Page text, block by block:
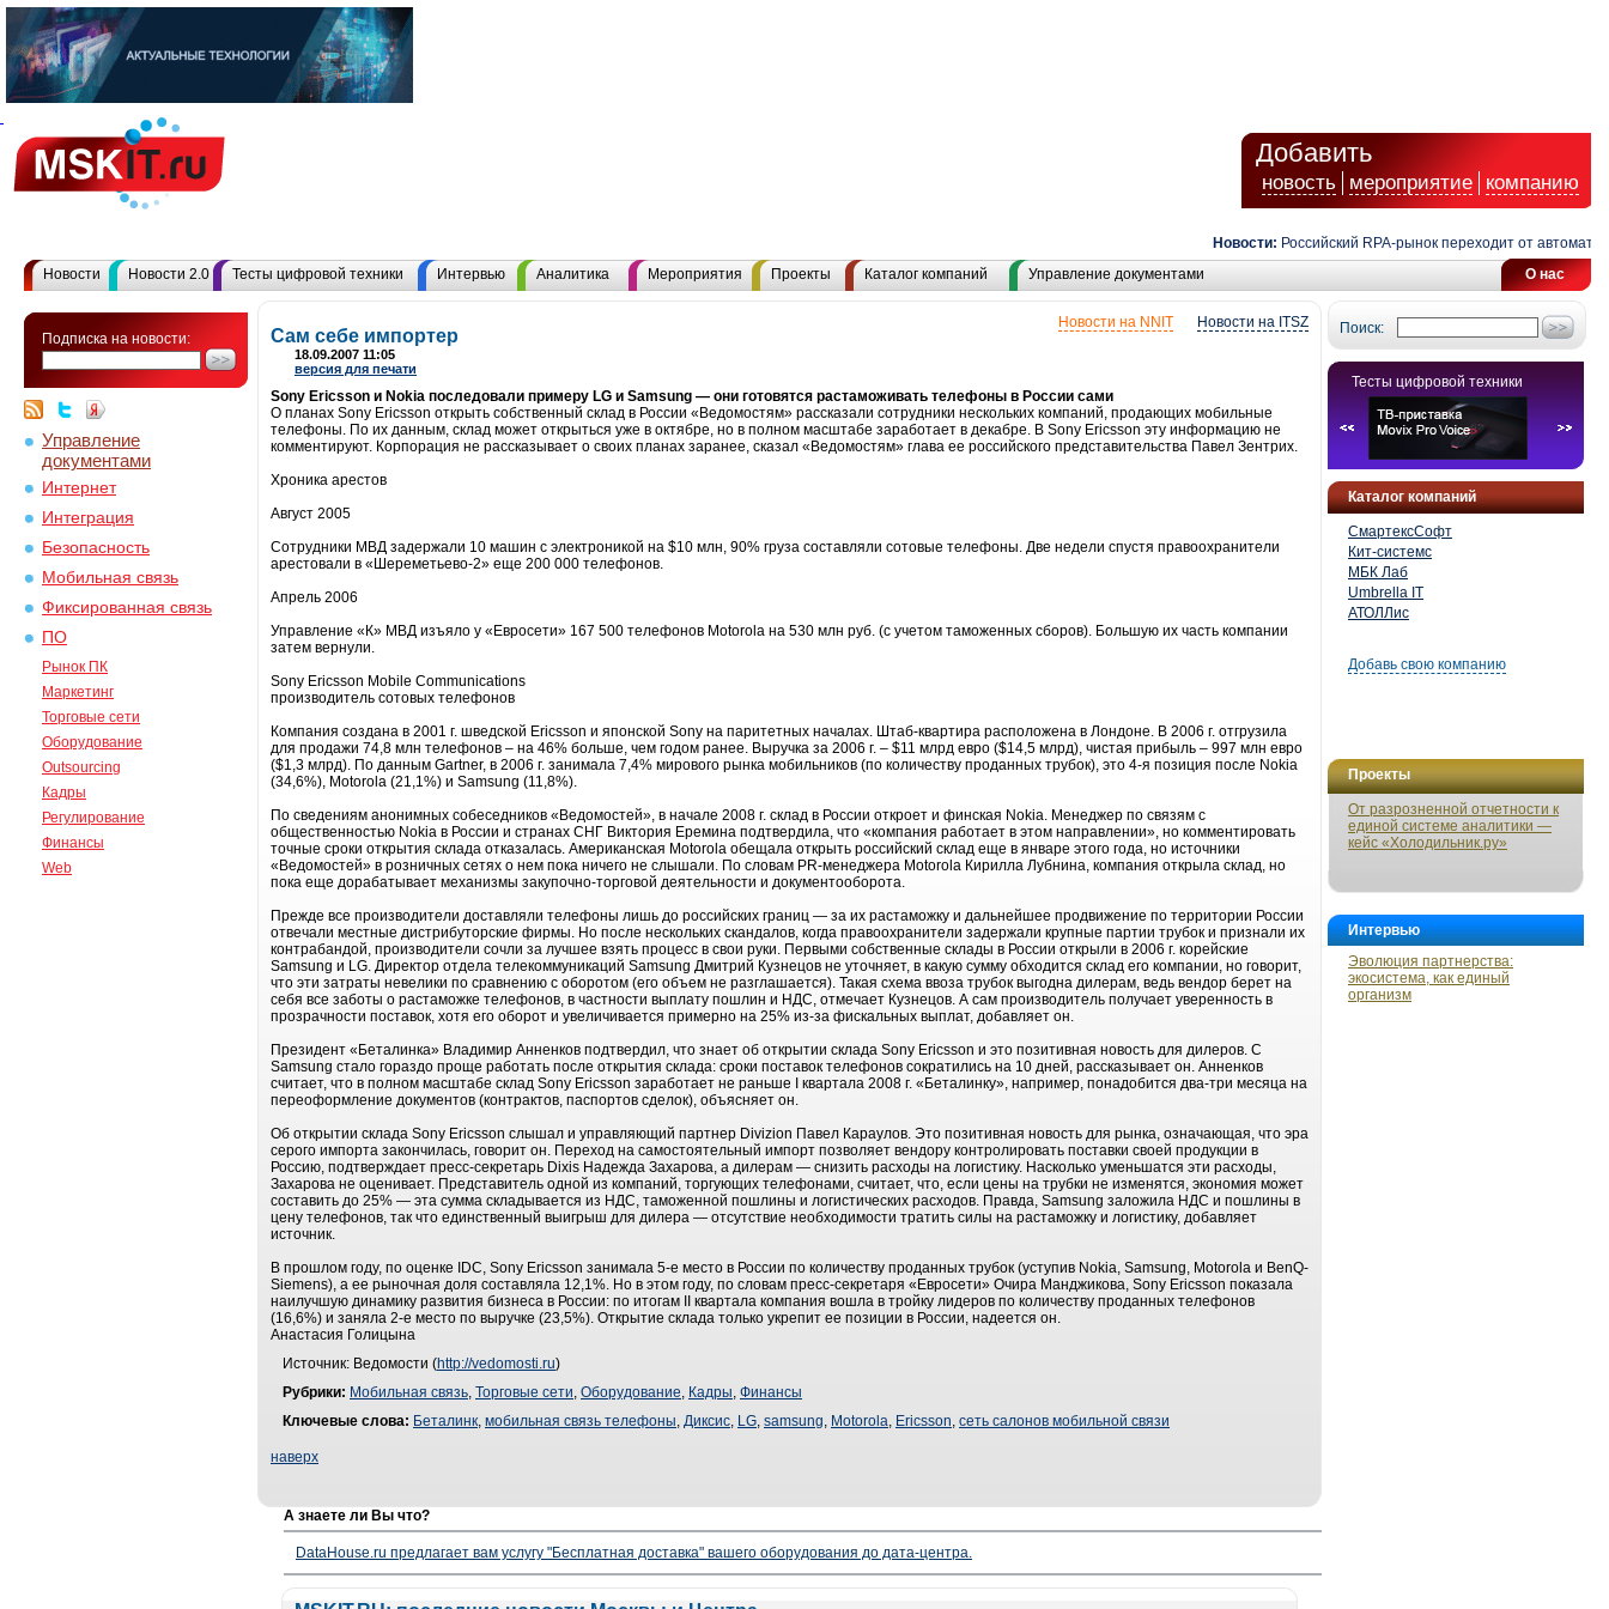
Добавить
новость мероприятие компанию
Новости: Российский RPA-рынок переходит от
О нас
Новости Новости 2.0 Тесты цифровой техники Интервью Аналитика Мероприятия Проекты Каталог компаний Управление документами
Подписка на новости:
Управление
документами
Интернет
Интеграция
Безопасность
Мобильная связь
Фиксированная связь
ПО
Рынок ПК
Маркетинг
Торговые сети
Оборудование
Outsourcing
Кадры
Регулирование
Финансы
Web
Поиск:
Тесты цифровой техники
Каталог компаний
СмартексСофт
Кит-системс
МБК Лаб
Umbrella IT
АТОЛЛис
Добавь свою компанию
Проекты
От разрозненной отчетности к
единой системе аналитики —
кейс «Холодильник.ру»
Интервью
Эволюция партнерства:
экосистема, как единый
организм
Новости на ITSZ
Новости на NNIT
Сам себе импортер
18.09.2007 11:05
версия для печати
Sony Ericsson и Nokia последовали примеру LG и Samsung — они готовятся растаможивать телефоны в России сами
О планах Sony Ericsson открыть собственный склад в России «Ведомостям» рассказали сотрудники нескольких компаний, продающих мобильные
телефоны. По их данным, склад может открыться уже в октябре, но в полном масштабе заработает в декабре. В Sony Ericsson эту информацию не
комментируют. Корпорация не рассказывает о своих планах заранее, сказал «Ведомостям» глава ее российского представительства Павел Зентрих.
Хроника арестов
Август 2005
Сотрудники МВД задержали 10 машин с электроникой на $10 млн, 90% груза составляли сотовые телефоны. Две недели спустя правоохранители
арестовали в «Шереметьево-2» еще 200 000 телефонов.
Апрель 2006
Управление «К» МВД изъяло у «Евросети» 167 500 телефонов Motorola на 530 млн руб. (с учетом таможенных сборов). Большую их часть компании
затем вернули.
Sony Ericsson Mobile Communications
производитель сотовых телефонов
Компания создана в 2001 г. шведской Ericsson и японской Sony на паритетных началах. Штаб-квартира расположена в Лондоне. В 2006 г. отгрузила
для продажи 74,8 млн телефонов – на 46% больше, чем годом ранее. Выручка за 2006 г. – $11 млрд евро ($14,5 млрд), чистая прибыль – 997 млн евро
($1,3 млрд). По данным Gartner, в 2006 г. занимала 7,4% мирового рынка мобильников (по количеству проданных трубок), это 4-я позиция после Nokia
(34,6%), Motorola (21,1%) и Samsung (11,8%).
По сведениям анонимных собеседников «Ведомостей», в начале 2008 г. склад в России откроет и финская Nokia. Менеджер по связям с
общественностью Nokia в России и странах СНГ Виктория Еремина подтвердила, что «компания работает в этом направлении», но комментировать
точные сроки открытия склада отказалась. Американская Motorola обещала открыть российский склад еще в январе этого года, но источники
«Ведомостей» в розничных сетях о нем пока ничего не слышали. По словам PR-менеджера Motorola Кирилла Лубнина, компания открыла склад, но
пока еще дорабатывает механизмы закупочно-торговой деятельности и документооборота.
Прежде все производители доставляли телефоны лишь до российских границ — за их растаможку и дальнейшее продвижение по территории России
отвечали местные дистрибуторские фирмы. Но после нескольких скандалов, когда правоохранители задержали крупные партии трубок и признали их
контрабандой, производители сочли за лучшее взять процесс в свои руки. Первыми собственные склады в России открыли в 2006 г. корейские
Samsung и LG. Директор отдела телекоммуникаций Samsung Дмитрий Кузнецов не уточняет, в какую сумму обходится склад его компании, но говорит,
что эти затраты невелики по сравнению с оборотом (его объем не разглашается). Такая схема ввоза трубок выгодна дилерам, ведь вендор берет на
себя все заботы о растаможке телефонов, в частности выплату пошлин и НДС, отмечает Кузнецов. А сам производитель получает уверенность в
прозрачности поставок, хотя его оборот и увеличивается примерно на 25% из-за фискальных выплат, добавляет он.
Президент «Беталинка» Владимир Анненков подтвердил, что знает об открытии склада Sony Ericsson и это позитивная новость для дилеров. С
Samsung стало гораздо проще работать после открытия склада: сроки поставок телефонов сократились на 10 дней, рассказывает он. Анненков
считает, что в полном масштабе склад Sony Ericsson заработает не раньше I квартала 2008 г. «Беталинку», например, понадобится два-три месяца на
переоформление документов (контрактов, паспортов сделок), объясняет он.
Об открытии склада Sony Ericsson слышал и управляющий партнер Divizion Павел Караулов. Это позитивная новость для рынка, означающая, что эра
серого импорта закончилась, говорит он. Переход на самостоятельный импорт позволяет вендору контролировать поставки своей продукции в
Россию, подтверждает пресс-секретарь Dixis Надежда Захарова, а дилерам — снизить расходы на логистику. Насколько уменьшатся эти расходы,
Захарова не оценивает. Представитель одной из компаний, торгующих телефонами, считает, что, если цены на трубки не изменятся, экономия может
составить до 25% — эта сумма складывается из НДС, таможенной пошлины и логистических расходов. Правда, Samsung заложила НДС и пошлины в
цену телефонов, так что единственный выигрыш для дилера — отсутствие необходимости тратить силы на растаможку и логистику, добавляет
источник.
В прошлом году, по оценке IDC, Sony Ericsson занимала 5-е место в России по количеству проданных трубок (уступив Nokia, Samsung, Motorola и BenQ-
Siemens), а ее рыночная доля составляла 12,1%. Но в этом году, по словам пресс-секретаря «Евросети» Очира Манджикова, Sony Ericsson показала
наилучшую динамику развития бизнеса в России: по итогам II квартала компания вошла в тройку лидеров по количеству проданных телефонов
(16,6%) и заняла 2-е место по выручке (23,5%). Открытие склада только укрепит ее позиции в России, надеется он.
Анастасия Голицына
Источник: Ведомости (http://vedomosti.ru)
Рубрики: Мобильная связь, Торговые сети, Оборудование, Кадры, Финансы
Ключевые слова: Беталинк, мобильная связь телефоны, Диксис, LG, samsung, Motorola, Ericsson, сеть салонов мобильной связи
наверх
А знаете ли Вы что?
DataHouse.ru предлагает вам услугу "Бесплатная доставка" вашего оборудования до дата-центра.